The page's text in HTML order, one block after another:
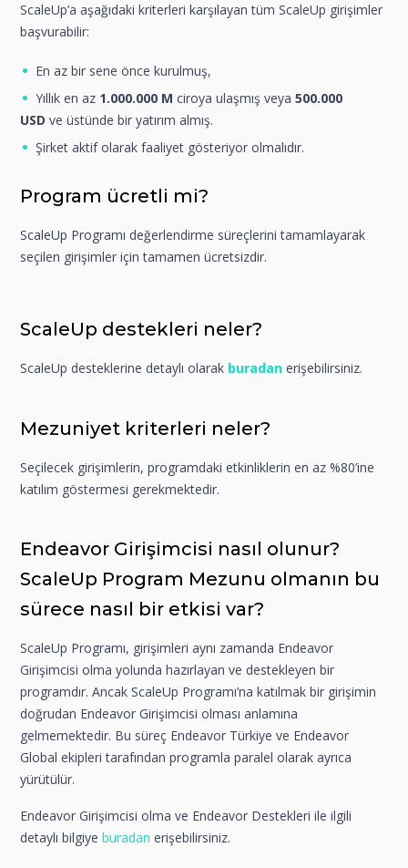
ScaleUp’a aşağıdaki kriterleri karşılayan tüm ScaleUp girişimler
başvurabilir:
En az bir sene önce kurulmuş,
Yıllık en az 1.000.000 M ciroya ulaşmış veya500.000
USD ve üstünde bir yatırım almış.
Şirket aktif olarak faaliyet gösteriyor olmalıdır.
Program ücretli mi?
ScaleUp Programı değerlendirme süreçlerini tamamlayarak
seçilen girişimler için tamamen ücretsizdir.
ScaleUp destekleri neler?
ScaleUp desteklerine detaylı olarak buradan erişebilirsiniz.
Mezuniyet kriterleri neler?
Seçilecek girişimlerin, programdaki etkinliklerin en az %80’ine
katılım göstermesi gerekmektedir.
Endeavor Girişimcisi nasıl olunur?
ScaleUp Program Mezunu olmanın bu
sürece nasıl bir etkisi var?
ScaleUp Programı, girişimleri aynı zamanda Endeavor
Girişimcisi olma yolunda hazırlayan ve destekleyen bir
programdır. Ancak ScaleUp Programı’na katılmak bir girişimin
doğrudan Endeavor Girişimcisi olması anlamına
gelmemektedir. Bu süreç Endeavor Türkiye ve Endeavor
Global ekipleri tarafından programla paralel olarak ayrıca
yürütülür.
Endeavor Girişimcisi olma ve Endeavor Destekleri ile ilgili
detaylı bilgiyeburadan erişebilirsiniz.